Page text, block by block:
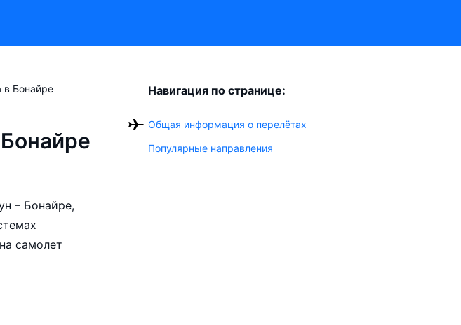
в Бонайре
– Бонайре,
самолет
Навигация по странице:
Общая информация о перелётах
Популярные направления